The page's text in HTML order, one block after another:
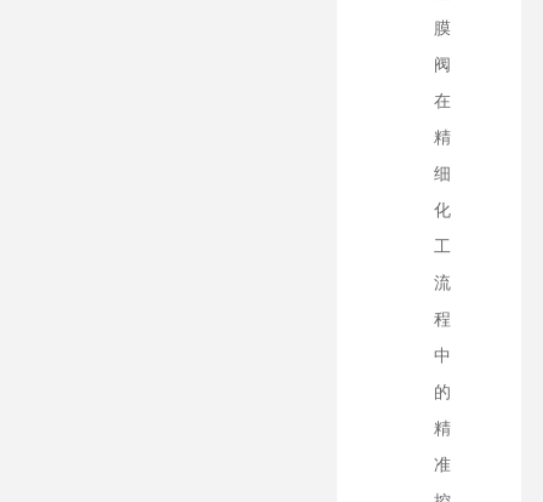
膜
阀
在
精
细
化
工
流
程
中
的
精
准